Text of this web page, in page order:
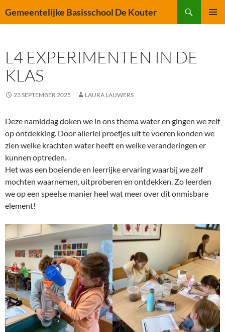
naar
Gemeentelijke Basisschool De Kouter
L4 EXPERIMENTEN IN DE
KLAS
23 SEPTEMBER 2025 LAURA LAUWERS
Deze namiddag doken we in ons thema water en gingen we zelf
op ontdekking. Door allerlei proefjes uit te voeren konden we
zien welke krachten water heeft en welke veranderingen er
kunnen optreden.
Het was een boeiende en leerrijke ervaring waarbij we zelf
mochten waarnemen, uitproberen en ontdekken. Zo leerden
we op een speelse manier heel wat meer over dit onmisbare
element!